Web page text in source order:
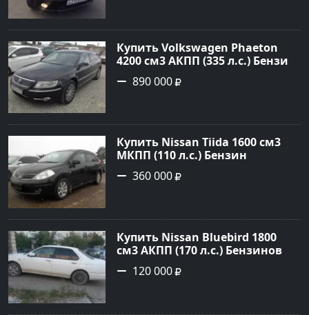
Авторынок23
Купить Volkswagen Phaeton
4200 см3 АКПП (335 л.с.) Бензин
инжектор в Новороссийск:
цвет черный металлик Седан
сайте Авторынок23
890 000
Купить Nissan Tiida 1600 см3
МКПП (110 л.с.) Бензин
инжектор в Армавир: цвет
черный Хетчбэк 2008 года по
Авторынок23
360 000
Купить Nissan Bluebird 1800
см3 АКПП (170 л.с.) Бензиновый
в Новороссийск: цвет Белый
Седан 1996 года по цене 120000
120 000